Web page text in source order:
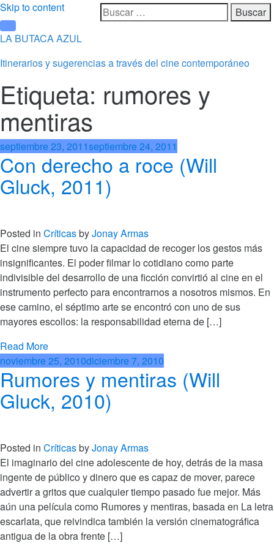
Skip to content
LA BUTACA AZUL
Itinerarios y sugerencias a través del cine contemporáneo
Etiqueta: rumores y
mentiras
septiembre 23, 2011septiembre 24, 2011
Con derecho a roce (Will
Gluck, 2011)
Posted in CríticasbyJonay Armas
El cine siempre tuvo la capacidad de recoger los gestos más
insignificantes. El poder filmar lo cotidiano como parte
indivisible del desarrollo de una ficción convirtió al cine en el
instrumento perfecto para encontrarnos a nosotros mismos. En
ese camino, el séptimo arte se encontró con uno de sus
mayores escollos: la responsabilidad eterna de […]
Read More
noviembre 25, 2010diciembre 7, 2010
Rumores y mentiras (Will
Gluck, 2010)
Posted in CríticasbyJonay Armas
El imaginario del cine adolescente de hoy, detrás de la masa
ingente de público y dinero que es capaz de mover, parece
advertir a gritos que cualquier tiempo pasado fue mejor. Más
aún una película como Rumores y mentiras, basada en La letra
escarlata, que reivindica también la versión cinematográfica
antigua de la obra frente […]